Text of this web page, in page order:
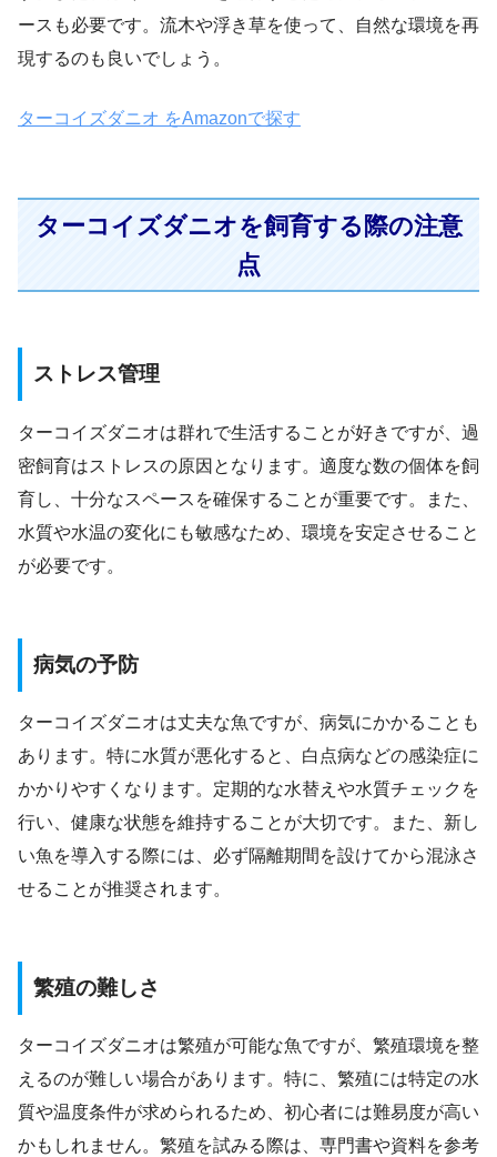
ースも必要です。流木や浮き草を使って、自然な環境を再
現するのも良いでしょう。
ターコイズダニオ をAmazonで探す
ターコイズダニオを飼育する際の注意
点
ストレス管理
ターコイズダニオは群れで生活することが好きですが、過
密飼育はストレスの原因となります。適度な数の個体を飼
育し、十分なスペースを確保することが重要です。また、
水質や水温の変化にも敏感なため、環境を安定させること
が必要です。
病気の予防
ターコイズダニオは丈夫な魚ですが、病気にかかることも
あります。特に水質が悪化すると、白点病などの感染症に
かかりやすくなります。定期的な水替えや水質チェックを
行い、健康な状態を維持することが大切です。また、新し
い魚を導入する際には、必ず隔離期間を設けてから混泳さ
せることが推奨されます。
繁殖の難しさ
ターコイズダニオは繁殖が可能な魚ですが、繁殖環境を整
えるのが難しい場合があります。特に、繁殖には特定の水
質や温度条件が求められるため、初心者には難易度が高い
かもしれません。繁殖を試みる際は、専門書や資料を参考